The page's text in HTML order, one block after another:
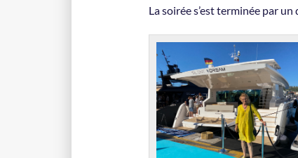
La soirée s’est terminée par